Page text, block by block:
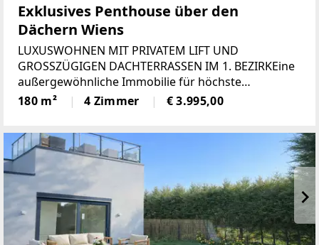
Exklusives Penthouse über den
Dächern Wiens
LUXUSWOHNEN MIT PRIVATEM LIFT UND
GROSSZÜGIGEN DACHTERRASSEN IM 1. BEZIRKEine
außergewöhnliche Immobilie für höchste
Ansprüche.Mitten im historischen Zentrum Wiens,
unweit des Rudolfsplatzes, befindet sich dieses
180 m² 4 Zimmer € 3.995,00